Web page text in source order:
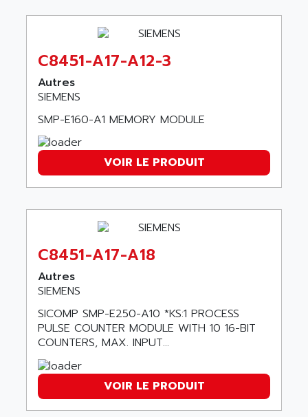
SERIE 90 MICRO
SIMATIC BOX PC 620
PROVIT 2000
POSITEC
SDCC
SINUMERIK 840DI
XL200
SINUMERIK 840D
ALTIVAR 5
RM3
P840
MOTEUR VSA CA
VARMECA
PCD2
PCD7
VT585
ASROCK
ASSEMTECH
ASSMANN WSW
ASSY
AST
ASTAR
ASTEEL
ASTROSYSTEMS
ASV
ASYS
AT&SMLBNA
AT&T MICROELECTRONICS
ATA ELECTRO TECHNIQUE
ATE
ATEC
ATECH
C8451-A17-A12-3
Autres
SIEMENS
SMP-E160-A1 MEMORY MODULE
VOIR LE PRODUIT
C8451-A17-A18
Autres
SIEMENS
SICOMP SMP-E250-A10 *KS:1 PROCESS
PULSE COUNTER MODULE WITH 10 16-BIT
COUNTERS, MAX. INPUT...
VOIR LE PRODUIT